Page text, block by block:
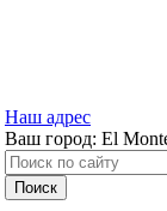
Наш адрес
Ваш город: El